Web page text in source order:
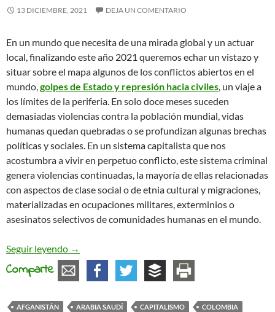
13 DICIEMBRE, 2021 DEJA UN COMENTARIO
En un mundo que necesita de una mirada global y un actuar
local, finalizando este año 2021 queremos echar un vistazo y
situar sobre el mapa algunos de los conflictos abiertos en el
mundo,golpes de Estado y represión hacia civiles, un viaje a
los límites de la periferia. En solo doce meses suceden
demasiadas violencias contra la población mundial, vidas
humanas quedan quebradas o se profundizan algunas brechas
políticas y sociales. En un sistema capitalista que nos
acostumbra a vivir en perpetuo conflicto, este sistema criminal
genera violencias continuadas, la mayoría de ellas relacionadas
con aspectos de clase social o de etnia cultural y migraciones,
materializadas en ocupaciones militares, exterminios o
asesinatos selectivos de comunidades humanas en el mundo.
Seguir leyendo La historia interminable del capitalismo:
→
Comparte
AFGANISTÁN ARABIA SAUDÍ CAPITALISMO
COLOMBIA